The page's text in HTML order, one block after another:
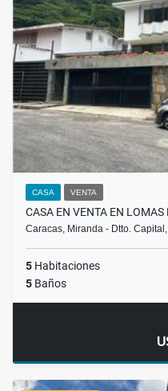
CASA VENTA
CASA EN VENTA EN LOMAS
Caracas, Miranda - Dtto.
5 Habitaciones
5 Baños